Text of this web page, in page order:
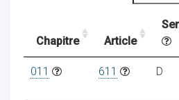
Chapitre Article
011 611 D